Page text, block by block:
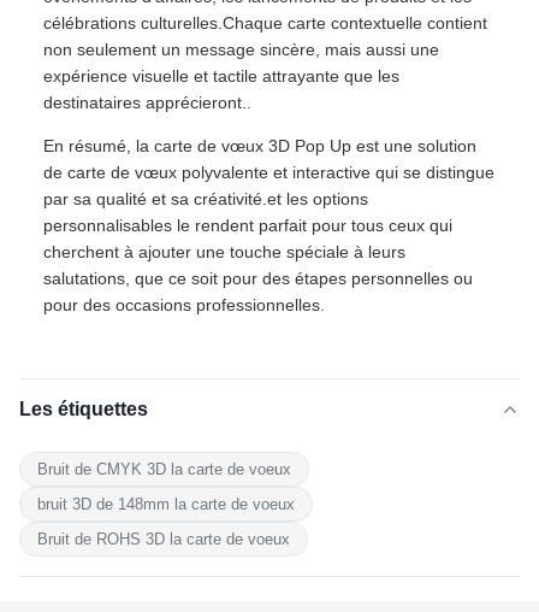
célébrations culturelles.Chaque carte contextuelle contient
non seulement un message sincère, mais aussi une
expérience visuelle et tactile attrayante que les
destinataires apprécieront..
En résumé, la carte de vœux 3D Pop Up est une solution
de carte de vœux polyvalente et interactive qui se distingue
par sa qualité et sa créativité.et les options
personnalisables le rendent parfait pour tous ceux qui
cherchent à ajouter une touche spéciale à leurs
salutations, que ce soit pour des étapes personnelles ou
pour des occasions professionnelles.
Les étiquettes
Bruit de CMYK 3D la carte de voeux
bruit 3D de 148mm la carte de voeux
Bruit de ROHS 3D la carte de voeux